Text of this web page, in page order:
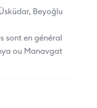
Beyoğlu
sont en général
ou Manavgat